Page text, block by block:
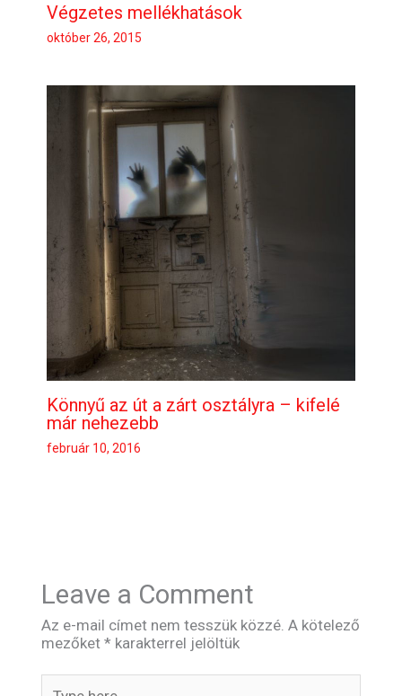
Végzetes mellékhatások
október 26, 2015
Könnyű az út a zárt osztályra – kifelé
már nehezebb
február 10, 2016
Leave a Comment
Az e-mail címet nem tesszük közzé. A kötelező
mezőket * karakterrel jelöltük